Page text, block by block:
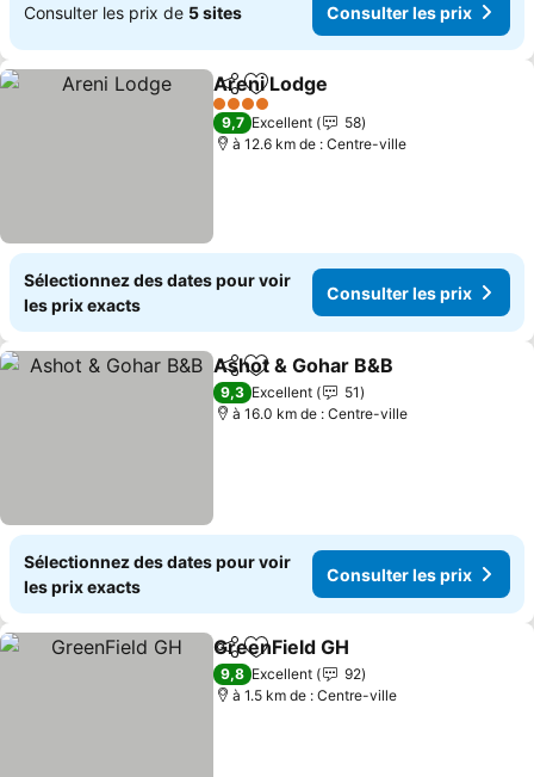
Consulter les prix de 5 sites Consulter les prix
PartagerAjouter à mes favoris
Areni Lodge
4 Étoiles
9,7 Excellent
58
à 12.6 km de : Centre-ville
Sélectionnez des dates pour voir
les prix exacts
Consulter les prix
PartagerAjouter à mes favoris
Ashot & Gohar B&B
9,3 Excellent
51
à 16.0 km de : Centre-ville
Sélectionnez des dates pour voir
les prix exacts
Consulter les prix
PartagerAjouter à mes favoris
GreenField GH
9,8 Excellent
92
à 1.5 km de : Centre-ville